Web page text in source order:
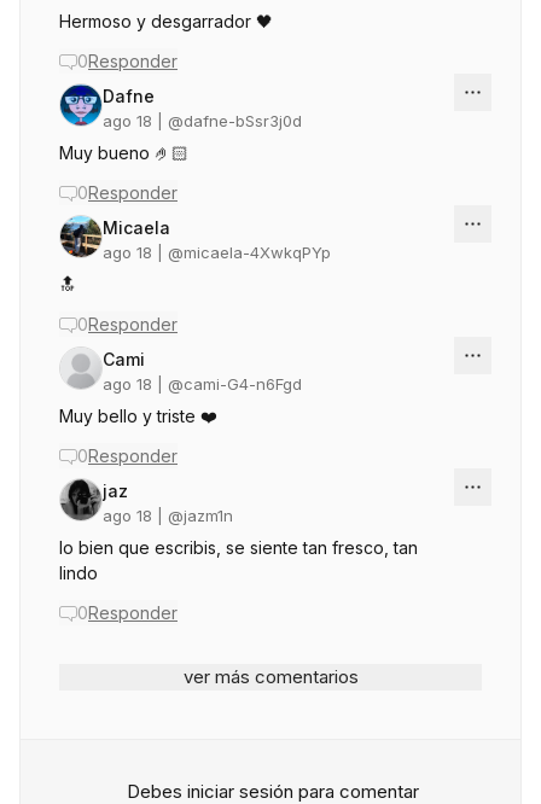
Hermoso y desgarrador 🖤
0Responder
Dafne
ago 18 | @dafne-bSsr3j0d
Muy bueno 🤌🏻
0Responder
Micaela
ago 18 | @micaela-4XwkqPYp
🔝
0Responder
Cami
ago 18 | @cami-G4-n6Fgd
Muy bello y triste ❤️
0Responder
jaz
ago 18 | @jazm1n
lo bien que escribis, se siente tan fresco, tan
lindo
0Responder
ver más comentarios
Debes iniciar sesión para comentar